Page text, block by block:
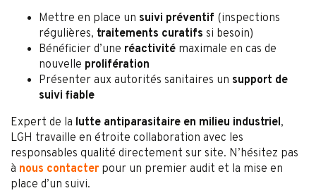
Mettre en place un suivi préventif (inspections
régulières, traitements curatifs si besoin)
Bénéficier d’une réactivité maximale en cas de
nouvelle prolifération
Présenter aux autorités sanitaires un support de
suivi fiable
Expert de la lutte antiparasitaire en milieu industriel,
LGH travaille en étroite collaboration avec les
responsables qualité directement sur site. N’hésitez pas
à nous contacter pour un premier audit et la mise en
place d’un suivi.